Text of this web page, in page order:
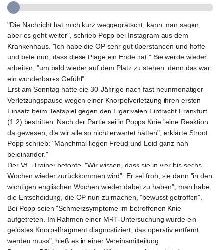
GYD 241.157003
HKD 9.067746
HNL 30.895616
IDR 20580.370421
ILS 3.468234
IMP 0.8566
INR 110.076256
ISK 142.598215
JOD 0.819746
KGS 101.104505
KHR 4681.941823
"Die Nachricht hat mich kurz weggegrätscht, kann man sagen,
aber es geht weiter", schrieb Popp bei Instagram aus dem
Krankenhaus. "Ich habe die OP sehr gut überstanden und hoffe
und bete nun, dass diese Plage ein Ende hat." Sie werde wieder
arbeiten, "um bald wieder auf dem Platz zu stehen, denn das war
ein wunderbares Gefühl".
Erst am Sonntag hatte die 30-Jährige nach fast neunmonatiger
Verletzungspause wegen einer Knorpelverletzung ihren ersten
Einsatz beim Testspiel gegen den Ligarivalen Eintracht Frankfurt
(1:2) bestritten. Nach der Partie sei in Popps Knie "eine Reaktion
da gewesen, die wir alle so nicht erwartet hätten", erklärte Stroot.
Popp schrieb: "Manchmal liegen Freud und Leid ganz nah
beieinander."
Der VfL-Trainer betonte: "Wir wissen, dass sie in vier bis sechs
Wochen wieder zurückkommen wird". Er sei froh, sie dann "in den
wichtigen englischen Wochen wieder dabei zu haben", man habe
die Entscheidung, die OP nun zu machen, "bewusst getroffen".
Bei Popp seien "Schmerzsymptome im betroffenen Knie
aufgetreten. Im Rahmen einer MRT-Untersuchung wurde ein
gelöstes Knorpelfragment diagnostiziert, das operativ entfernt
werden muss", hieß es in einer Vereinsmitteilung.